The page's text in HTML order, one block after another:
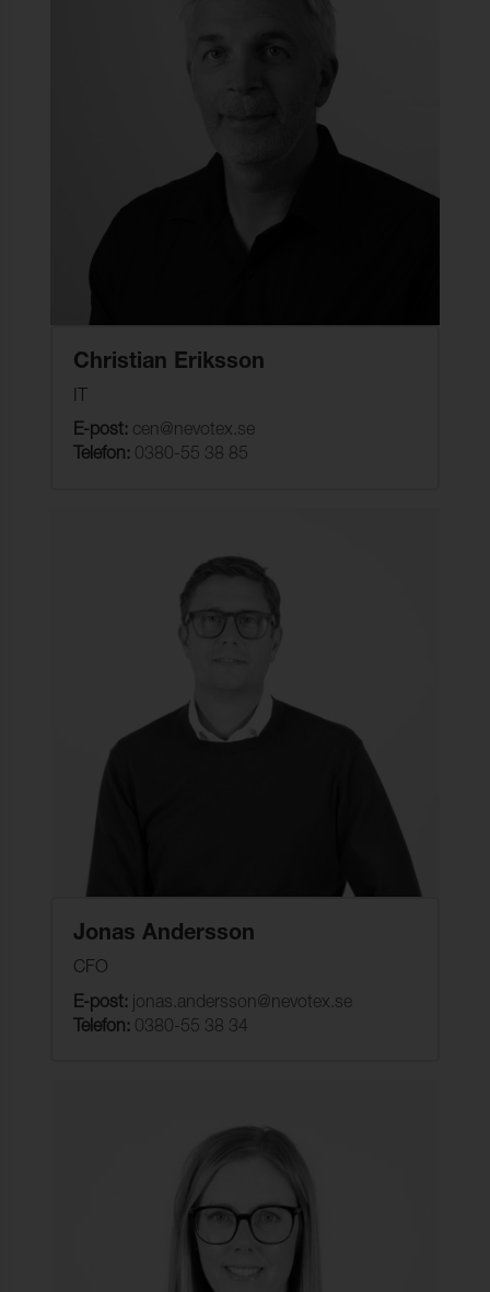
Christian Eriksson
IT
E-post: cen@nevotex.se
Telefon: 0380-55 38 85
Jonas Andersson
CFO
E-post: jonas.andersson@nevotex.se
Telefon: 0380-55 38 34